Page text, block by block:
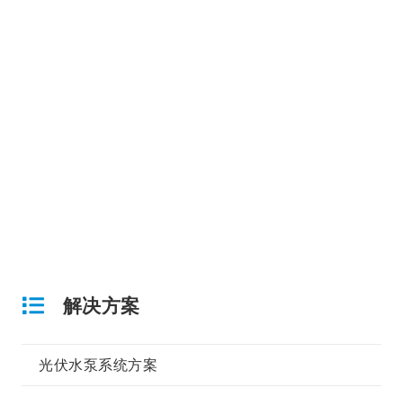
解决方案
光伏水泵系统方案